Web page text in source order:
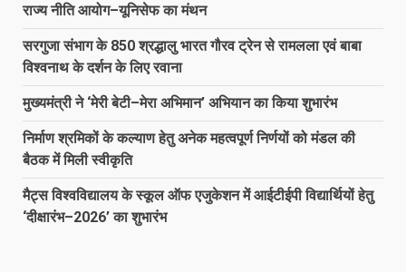
राज्य नीति आयोग–यूनिसेफ का मंथन
सरगुजा संभाग के 850 श्रद्धालु भारत गौरव ट्रेन से रामलला एवं बाबा
विश्वनाथ के दर्शन के लिए रवाना
मुख्यमंत्री ने ‘मेरी बेटी–मेरा अभिमान’ अभियान का किया शुभारंभ
निर्माण श्रमिकों के कल्याण हेतु अनेक महत्वपूर्ण निर्णयों को मंडल की
बैठक में मिली स्वीकृति
मैट्स विश्वविद्यालय के स्कूल ऑफ एजुकेशन में आईटीईपी विद्यार्थियों हेतु
‘दीक्षारंभ–2026’ का शुभारंभ